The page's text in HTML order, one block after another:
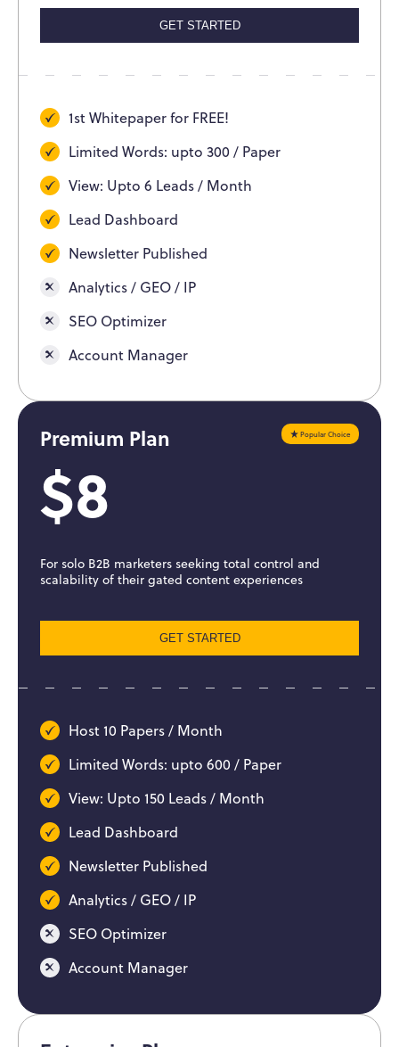
GET STARTED
1st Whitepaper for FREE!
Limited Words: upto 300 / Paper
View: Upto 6 Leads / Month
Lead Dashboard
Newsletter Published
Analytics / GEO / IP
SEO Optimizer
Account Manager
Popular Choice
Premium Plan
$8
For solo B2B marketers seeking total control and
scalability of their gated content experiences
GET STARTED
Host 10 Papers / Month
Limited Words: upto 600 / Paper
View: Upto 150 Leads / Month
Lead Dashboard
Newsletter Published
Analytics / GEO / IP
SEO Optimizer
Account Manager